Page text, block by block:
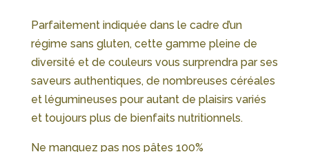
Parfaitement indiquée dans le cadre d’un
régime sans gluten, cette gamme pleine de
diversité et de couleurs vous surprendra par ses
saveurs authentiques, de nombreuses céréales
et légumineuses pour autant de plaisirs variés
et toujours plus de bienfaits nutritionnels.
Ne manquez pas nos pâtes 100%